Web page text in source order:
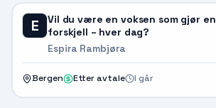
E
Vil du være en voksen som gjør en
forskjell – hver dag?
Espira Rambjøra
Bergen Etter avtale I går